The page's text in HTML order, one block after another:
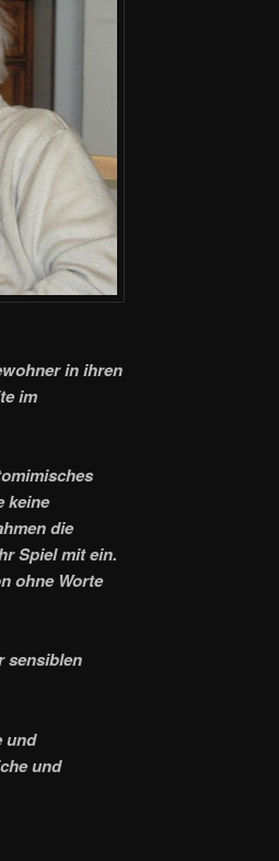
in ihren
im
keine
die
Spiel mit ein.
ohne Worte
sensiblen
und
und